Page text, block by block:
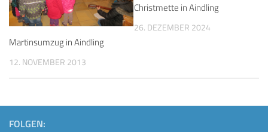
Martinsumzug in Aindling
12. NOVEMBER 2013
Christmette in Aindling
26. DEZEMBER 2024
FOLGEN: